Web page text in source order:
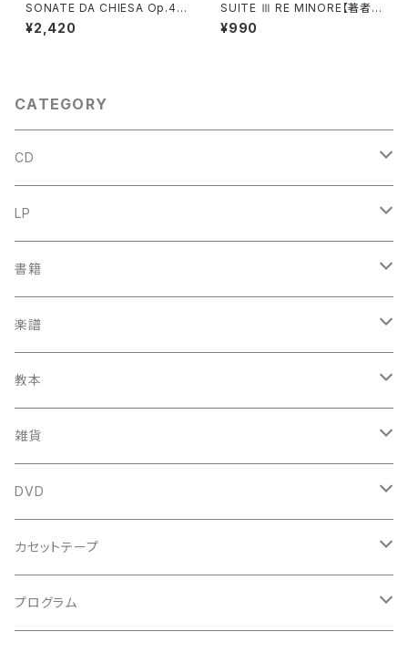
SONATE DA CHIESA Op.4 -
Op.8【著者：G.LEGRENZI】出
版社：HEUGEL& Cie 1968年
¥2,420
SUITE Ⅲ RE MINORE【著者：
DIEUPART】出版社：EDITION
MOECK 1966年
¥990
CATEGORY
CD
古楽
中古CD
鍋島元子関連CD
古楽以外
中古CD
LP
古楽
中古LP
鍋島元子関連LP
古楽以外
中古LP
書籍
古楽関係
中古本
新古本
古楽以外
中古本
中古本
楽譜
古楽関係
スコア
鍵盤用
古楽以外
スコア
教本
古楽関係
古楽以外
雑貨
トートバッグ
バロック
ルネサンス
DVD
古楽
古楽以外
カセットテープ
古楽
プログラム